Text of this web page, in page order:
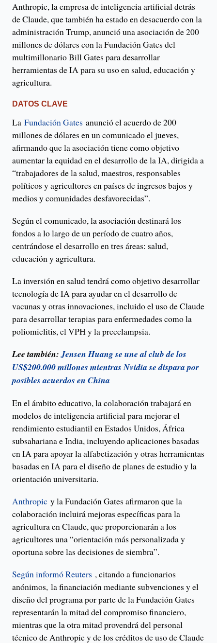
Anthropic, la empresa de inteligencia artificial detrás
de Claude, que también ha estado en desacuerdo con la
administración Trump, anunció una asociación de 200
millones de dólares con la Fundación Gates del
multimillonario Bill Gates para desarrollar
herramientas de IA para su uso en salud, educación y
agricultura.
DATOS CLAVE
La Fundación Gates anunció el acuerdo de 200
millones de dólares en un comunicado el jueves,
afirmando que la asociación tiene como objetivo
aumentar la equidad en el desarrollo de la IA, dirigida a
“trabajadores de la salud, maestros, responsables
políticos y agricultores en países de ingresos bajos y
medios y comunidades desfavorecidas”.
Según el comunicado, la asociación destinará los
fondos a lo largo de un período de cuatro años,
centrándose el desarrollo en tres áreas: salud,
educación y agricultura.
La inversión en salud tendrá como objetivo desarrollar
tecnología de IA para ayudar en el desarrollo de
vacunas y otras innovaciones, incluido el uso de Claude
para desarrollar terapias para enfermedades como la
poliomielitis, el VPH y la preeclampsia.
Lee también:Jensen Huang se une al club de los
US$200.000 millones mientras Nvidia se dispara por
posibles acuerdos en China
En el ámbito educativo, la colaboración trabajará en
modelos de inteligencia artificial para mejorar el
rendimiento estudiantil en Estados Unidos, África
subsahariana e India, incluyendo aplicaciones basadas
en IA para apoyar la alfabetización y otras herramientas
basadas en IA para el diseño de planes de estudio y la
orientación universitaria.
Anthropic y la Fundación Gates afirmaron que la
colaboración incluirá mejoras específicas para la
agricultura en Claude, que proporcionarán a los
agricultores una “orientación más personalizada y
oportuna sobre las decisiones de siembra”.
Según informó Reuters , citando a funcionarios
anónimos, la financiación mediante subvenciones y el
diseño del programa por parte de la Fundación Gates
representarán la mitad del compromiso financiero,
mientras que la otra mitad provendrá del personal
técnico de Anthropic y de los créditos de uso de Claude